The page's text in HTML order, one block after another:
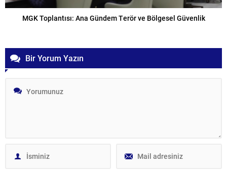
MGK Toplantısı: Ana Gündem Terör ve Bölgesel Güvenlik
Bir Yorum Yazın